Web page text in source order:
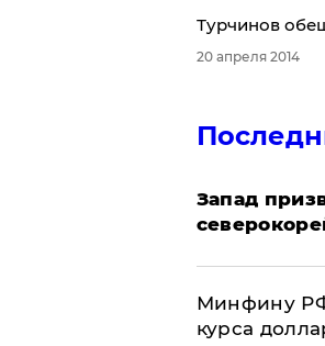
​Турчинов
20 апреля 2014
Запад
Минфину РФ
курса